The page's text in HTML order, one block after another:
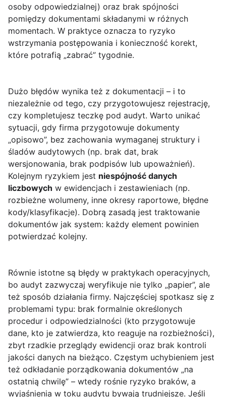
osoby odpowiedzialnej) oraz brak spójności
pomiędzy dokumentami składanymi w różnych
momentach. W praktyce oznacza to ryzyko
wstrzymania postępowania i konieczność korekt,
które potrafią „zabrać” tygodnie.
Dużo błędów wynika też z dokumentacji – i to
niezależnie od tego, czy przygotowujesz rejestrację,
czy kompletujesz teczkę pod audyt. Warto unikać
sytuacji, gdy firma przygotowuje dokumenty
„opisowo”, bez zachowania wymaganej struktury i
śladów audytowych (np. brak dat, brak
wersjonowania, brak podpisów lub upoważnień).
Kolejnym ryzykiem jest niespójność danych
liczbowych w ewidencjach i zestawieniach (np.
rozbieżne wolumeny, inne okresy raportowe, błędne
kody/klasyfikacje). Dobrą zasadą jest traktowanie
dokumentów jak system: każdy element powinien
potwierdzać kolejny.
Równie istotne są błędy w praktykach operacyjnych,
bo audyt zazwyczaj weryfikuje nie tylko „papier”, ale
też sposób działania firmy. Najczęściej spotkasz się z
problemami typu: brak formalnie określonych
procedur i odpowiedzialności (kto przygotowuje
dane, kto je zatwierdza, kto reaguje na rozbieżności),
zbyt rzadkie przeglądy ewidencji oraz brak kontroli
jakości danych na bieżąco. Częstym uchybieniem jest
też odkładanie porządkowania dokumentów „na
ostatnią chwilę” – wtedy rośnie ryzyko braków, a
wyjaśnienia w toku audytu bywają trudniejsze. Jeśli